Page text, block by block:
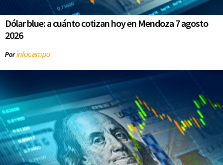
Dólar blue: a cuánto cotizan hoy en Mendoza 7 agosto
2026
Porinfocampo